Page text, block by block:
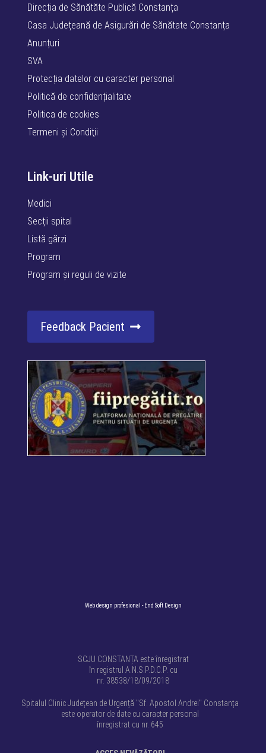
Direcția de Sănătăte Publică Constanța
Casa Județeană de Asigurări de Sănătate Constanța
Anunțuri
SVA
Protecția datelor cu caracter personal
Politică de confidențialitate
Politica de cookies
Termeni şi Condiţii
Web design profesional - End Soft Design
Link-uri Utile
Medici
Secții spital
Listă gărzi
Program
Program și reguli de vizite
Feedback Pacient
SCJU CONSTANȚA este înregistrat
în registrul A.N.S.P.D.C.P. cu
nr. 38538/18/09/2018
Spitalul Clinic Județean de Urgență "Sf. Apostol Andrei" Constanța
este operator de date cu caracter personal
înregistrat cu nr. 645